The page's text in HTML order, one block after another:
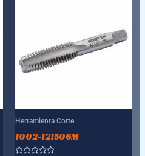
Herramienta Corte
1002-121506M